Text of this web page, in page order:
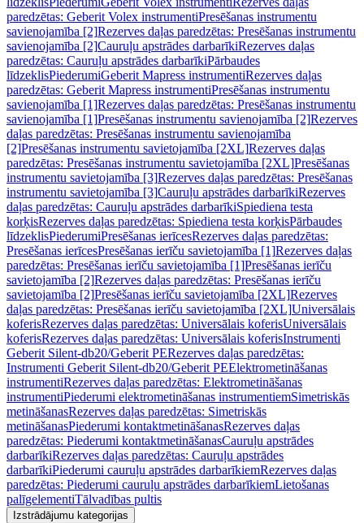
paredzētas: Geberit Volex instrumentiPresēšanas instrumentu
savienojamība [2]Rezerves daļas paredzētas: Presēšanas instrumentu
savienojamība [2]Cauruļu apstrādes darbarīkiRezerves daļas
paredzētas: Cauruļu apstrādes darbarīkiPārbaudes
līdzeklisPiederumiGeberit Mapress instrumentiRezerves daļas
paredzētas: Geberit Mapress instrumentiPresēšanas instrumentu
savienojamība [1]Rezerves daļas paredzētas: Presēšanas instrumentu
savienojamība [1]Presēšanas instrumentu savienojamība [2]Rezerves
daļas paredzētas: Presēšanas instrumentu savienojamība
[2]Presēšanas instrumentu savietojamība [2XL]Rezerves daļas
paredzētas: Presēšanas instrumentu savietojamība [2XL]Presēšanas
instrumentu savietojamība [3]Rezerves daļas paredzētas: Presēšanas
instrumentu savietojamība [3]Cauruļu apstrādes darbarīkiRezerves
daļas paredzētas: Cauruļu apstrādes darbarīkiSpiediena testa
korķisRezerves daļas paredzētas: Spiediena testa korķisPārbaudes
līdzeklisPiederumiPresēšanas ierīcesRezerves daļas paredzētas:
Presēšanas ierīcesPresēšanas ierīču savietojamība [1]Rezerves daļas
paredzētas: Presēšanas ierīču savietojamība [1]Presēšanas ierīču
savietojamība [2]Rezerves daļas paredzētas: Presēšanas ierīču
savietojamība [2]Presēšanas ierīču savietojamība [2XL]Rezerves
daļas paredzētas: Presēšanas ierīču savietojamība [2XL]Universālais
koferisRezerves daļas paredzētas: Universālais koferisUniversālais
koferisRezerves daļas paredzētas: Universālais koferisInstrumenti
Geberit Silent-db20/Geberit PERezerves daļas paredzētas:
Instrumenti Geberit Silent-db20/Geberit PEElektrometināšanas
instrumentiRezerves daļas paredzētas: Elektrometināšanas
instrumentiPiederumi elektrometināšanas instrumentiemSimetriskās
metināšanasRezerves daļas paredzētas: Simetriskās
metināšanasPiederumi kontaktmetināšanasRezerves daļas
paredzētas: Piederumi kontaktmetināšanasCauruļu apstrādes
darbarīkiRezerves daļas paredzētas: Cauruļu apstrādes
darbarīkiPiederumi cauruļu apstrādes darbarīkiemRezerves daļas
paredzētas: Piederumi cauruļu apstrādes darbarīkiemLietošanas
palīgelementiTālvadības pultis
Izstrādājumu kategorijas